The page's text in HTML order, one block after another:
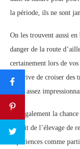
la période, ils ne sont
On les trouvent aussi
danger de la route
certainement lors de
m’arrive de croiser des
C’est assez
J’ai également la
qui vit de l’élevage de
expériences comme